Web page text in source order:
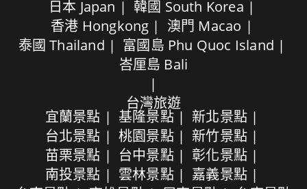
日本 Japan
韓國 South Korea
香港 Hongkong
澳門 Macao
泰國 Thailand
富國島 Phu Quoc Island
峇厘島 Bali
台灣旅遊
宜蘭景點 基隆景點
新北景點
台北景點
桃園景點
新竹景點
苗栗景點
台中景點
彰化景點
南投景點
雲林景點
嘉義景點